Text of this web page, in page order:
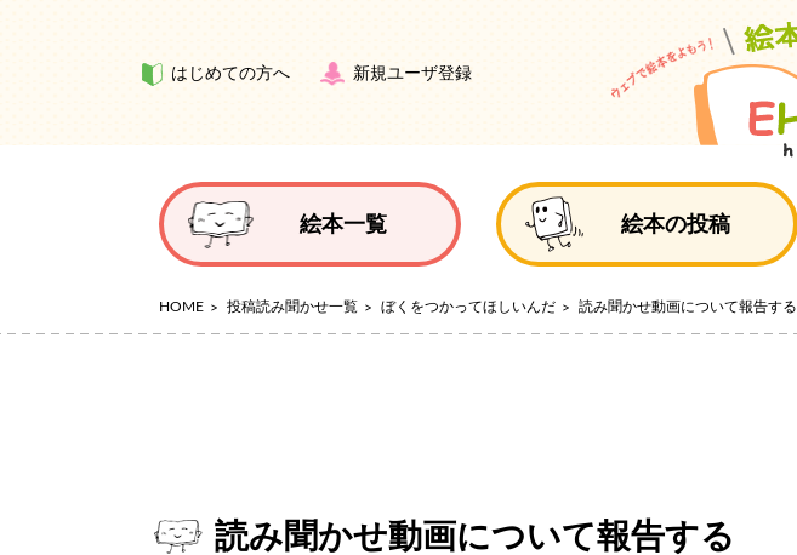
はじめての方へ 新規ユーザ登録
絵本一覧 絵本の投稿
HOME 投稿読み聞かせ一覧 ぼくをつかってほしいんだ 読み聞かせ動画について報告する
読み聞かせ動画について報告する